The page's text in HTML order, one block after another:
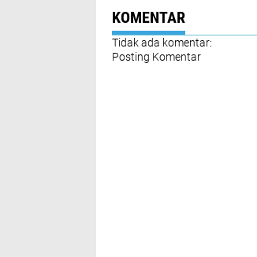
KOMENTAR
Tidak ada komentar:
Posting Komentar